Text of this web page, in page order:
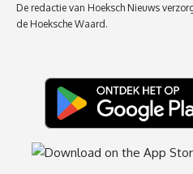
De redactie van Hoeksch Nieuws
de Hoeksche Waard.